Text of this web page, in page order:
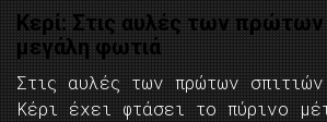
Κερί: Στις αυλές των πρώτων
μεγάλη φωτιά
Στις αυλές των πρώτων
Κέρι έχει φτάσει το πύρινο